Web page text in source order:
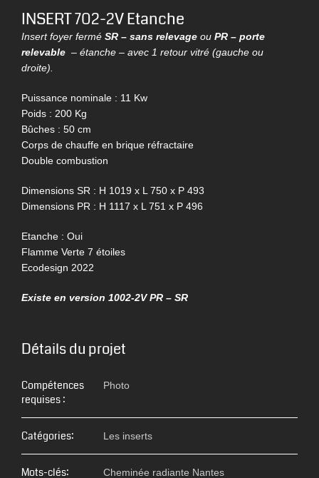
INSERT 702-2V Etanche
Insert foyer fermé SR – sans relevage ou PR – porte
relevable – étanche – avec 1 retour vitré (gauche ou
droite).
Puissance nominale : 11 Kw
Poids : 200 Kg
Bûches : 50 cm
Corps de chauffe en brique réfractaire
Double combustion
Dimensions SR : H 1019 x L 750 x P 493
Dimensions PR : H 1117 x L 751 x P 496
Etanche : Oui
Flamme Verte 7 étoiles
Ecodesign 2022
Existe en version 1002-2V PR – SR
Détails du projet
Compétences
requises :
Photo
Catégories: Les inserts
Mots-clés: Cheminée radiante Nantes